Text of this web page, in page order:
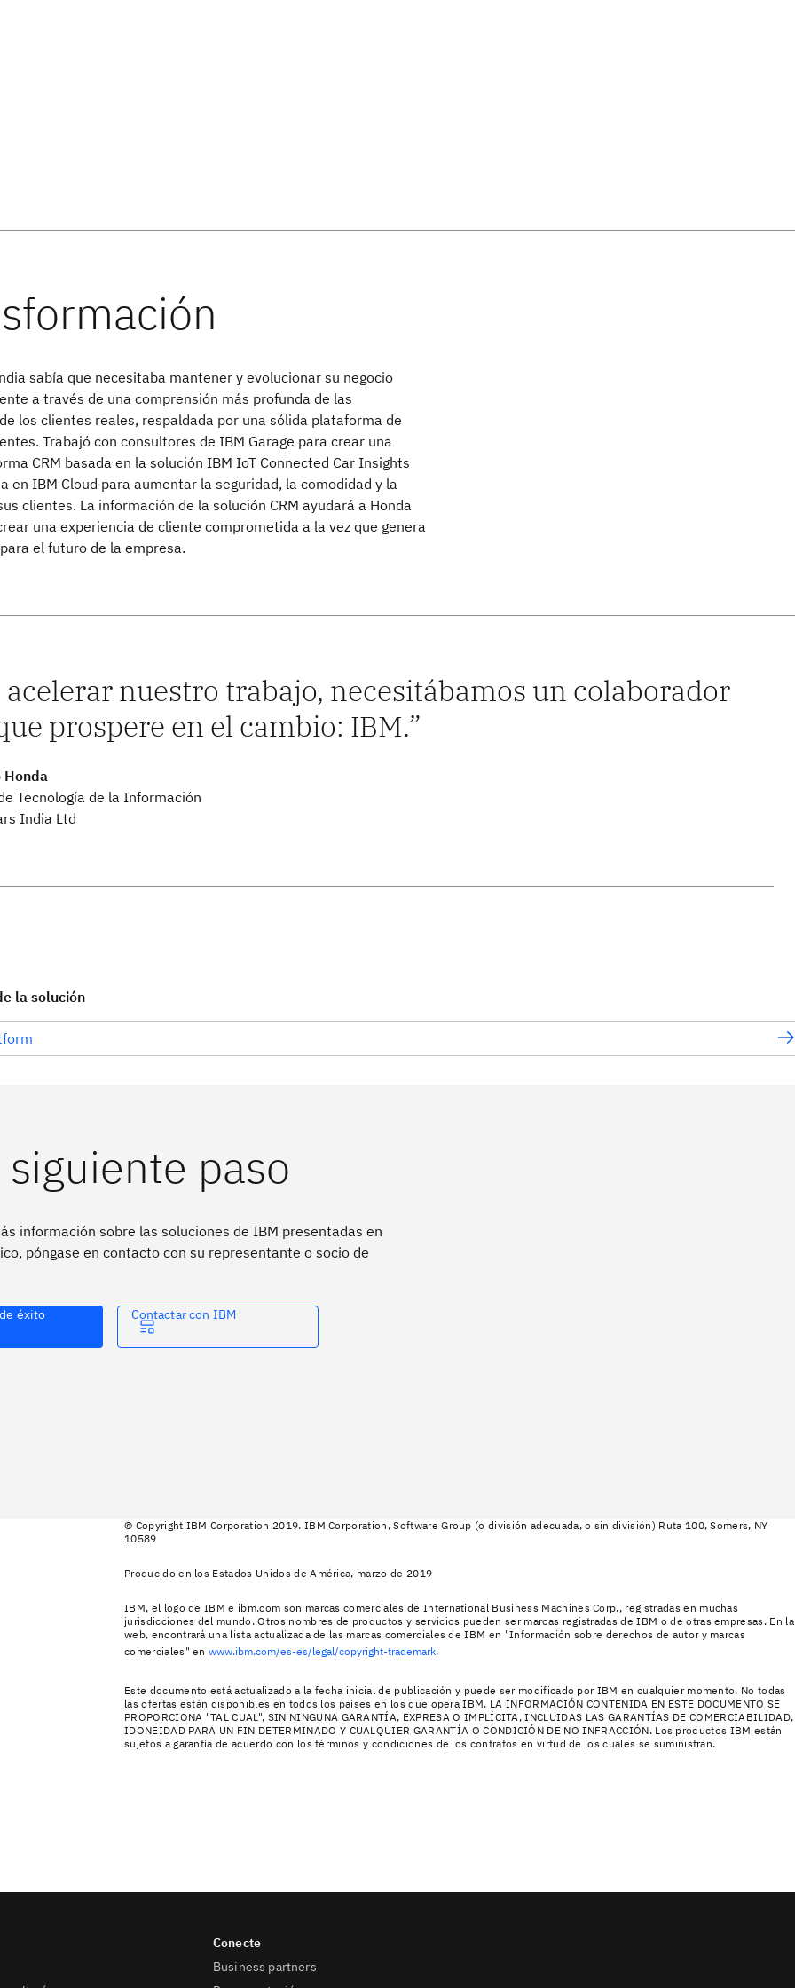
sabía que necesitaba mantener y evolucionar su negocio
a través de una comprensión más profunda de las
los clientes reales, respaldada por una sólida plataforma de
Trabajó con consultores de IBM Garage para crear una
CRM basada en la solución IBM IoT Connected Car Insights
en IBM Cloud para aumentar la seguridad, la comodidad y la
clientes. La información de la solución CRM ayudará a Honda
una experiencia de cliente comprometida a la vez que genera
el futuro de la empresa.
acelerar nuestro trabajo, necesitábamos un colaborador
prospere en el cambio: IBM.
Honda
Tecnología de la Información
India Ltd
la solución
siguiente paso
información sobre las soluciones de IBM presentadas en
póngase en contacto con su representante o socio de
éxito Contactar con IBM
© Copyright IBM Corporation 2019. IBM Corporation, Software Group (o división adecuada, o sin división) Ruta 100, Somers, NY
10589
Producido en los Estados Unidos de América, marzo de 2019
IBM, el logo de IBM e ibm.com son marcas comerciales de International Business Machines Corp., registradas en muchas
jurisdicciones del mundo. Otros nombres de productos y servicios pueden ser marcas registradas de IBM o de otras empresas. En la
web, encontrará una lista actualizada de las marcas comerciales de IBM en "Información sobre derechos de autor y marcas
comerciales" enwww.ibm.com/es-es/legal/copyright-trademark.
Este documento está actualizado a la fecha inicial de publicación y puede ser modificado por IBM en cualquier momento. No todas
las ofertas están disponibles en todos los países en los que opera IBM. LA INFORMACIÓN CONTENIDA EN ESTE DOCUMENTO SE
PROPORCIONA "TAL CUAL", SIN NINGUNA GARANTÍA, EXPRESA O IMPLÍCITA, INCLUIDAS LAS GARANTÍAS DE COMERCIABILIDAD,
IDONEIDAD PARA UN FIN DETERMINADO Y CUALQUIER GARANTÍA O CONDICIÓN DE NO INFRACCIÓN. Los productos IBM están
sujetos a garantía de acuerdo con los términos y condiciones de los contratos en virtud de los cuales se suministran.
Business partners